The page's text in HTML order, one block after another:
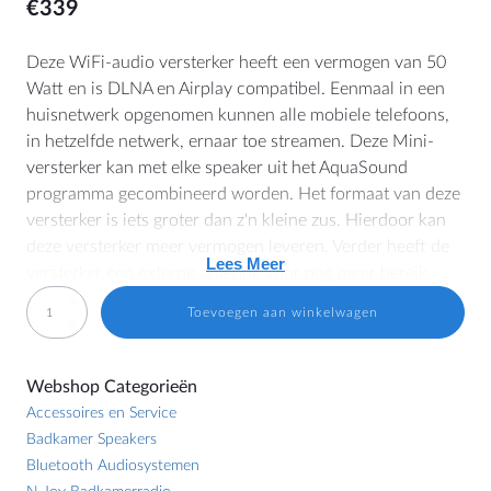
€339
Deze WiFi-audio versterker heeft een vermogen van 50
Watt en is DLNA en Airplay compatibel. Eenmaal in een
huisnetwerk opgenomen kunnen alle mobiele telefoons,
in hetzelfde netwerk, ernaar toe streamen. Deze Mini-
versterker kan met elke speaker uit het AquaSound
programma gecombineerd worden. Het formaat van deze
versterker is iets groter dan z'n kleine zus. Hierdoor kan
deze versterker meer vermogen leveren. Verder heeft de
versterker een externe antenne voor nog meer bereik.
TIP! Bekijk ook de optionele
afstandsbediening
Versterker
DLNA / Airplay compatibel
2x 50 Watt MAX
Lees Meer
WMA50
WiFi-
versterker
50
Watt
aantal
Toevoegen aan winkelwagen
Webshop Categorieën
Accessoires en Service
Badkamer Speakers
Bluetooth Audiosystemen
Contact
Handleidingen
Prijslijsten en Brochures
Algemene Voorwaarden
Cookiebeleid (EU)
Herroeping
MEER
Dealer Locator